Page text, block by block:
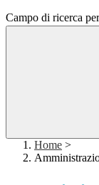
Campo di ricerca
Home >